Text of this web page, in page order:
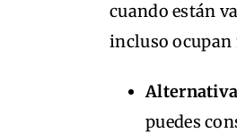
cuando están
incluso ocupan
puedes